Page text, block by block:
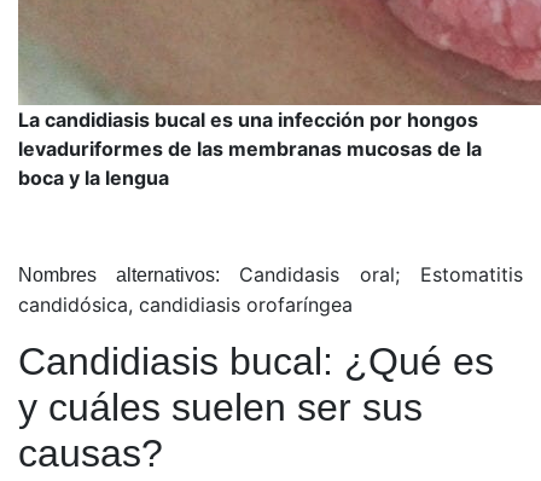
La candidiasis bucal es una infección por hongos
levaduriformes de las membranas mucosas de la
boca y la lengua
Nombres alternativos: Candidasis oral; Estomatitis
candidósica, candidiasis orofaríngea
Candidiasis bucal: ¿Qué es
y cuáles suelen ser sus
causas?